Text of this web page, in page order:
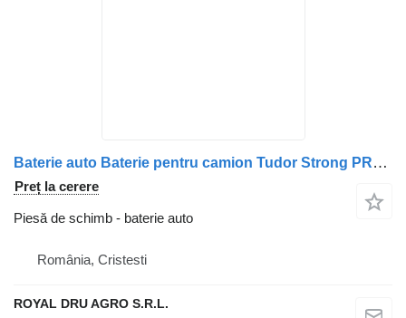
Baterie auto Baterie pentru camion Tudor Strong PRO EFB+ TE2353 12V 235Ah
Preț la cerere
Piesă de schimb - baterie auto
România, Cristesti
ROYAL DRU AGRO S.R.L.